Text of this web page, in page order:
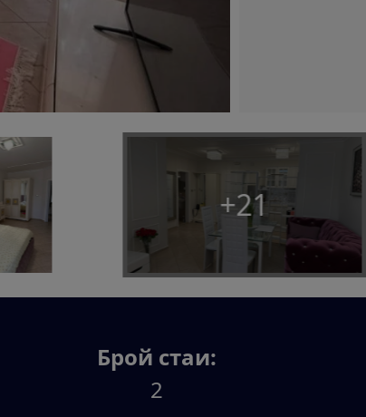
+21
Брой стаи:
2
За да продължите,трябва да изберете
бисквитки. По-долу ще намерите обяснение
различните опции и тяхното значение.
Разреши всички:
Всякакви бисквитки като например
тракинг,аналитични и съдържание от трети
Разреши избора:
Ще се допускат само онези бисквитки или
от трети страни,които сте избрали чрез
Можете да промените настройките за
всяко време тук: